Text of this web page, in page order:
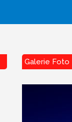
Galerie Foto